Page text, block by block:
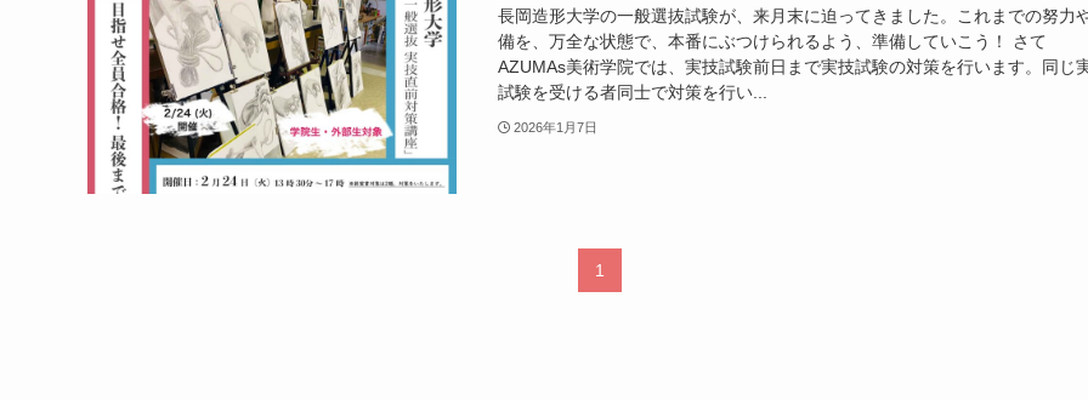
長岡造形大学の一般選抜試験が、来月末に迫ってきました。これまでの努力
備を、万全な状態で、本番にぶつけられるよう、準備していこう！ さて
AZUMAs美術学院では、実技試験前日まで実技試験の対策を行います。同じ
試験を受ける者同士で対策を行い...
2026年1月7日
1